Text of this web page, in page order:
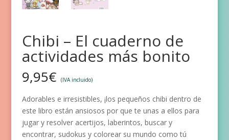
Chibi – El cuaderno de
actividades más bonito
9,95€ (IVA incluido)
Adorables e irresistibles, ¡los pequeños chibi dentro de
este libro están ansiosos por que te unas a ellos para
jugar y resolver acertijos, laberintos, buscar y
encontrar, sudokus y colorear su mundo como tú